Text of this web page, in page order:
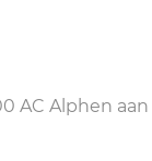
AC Alphen